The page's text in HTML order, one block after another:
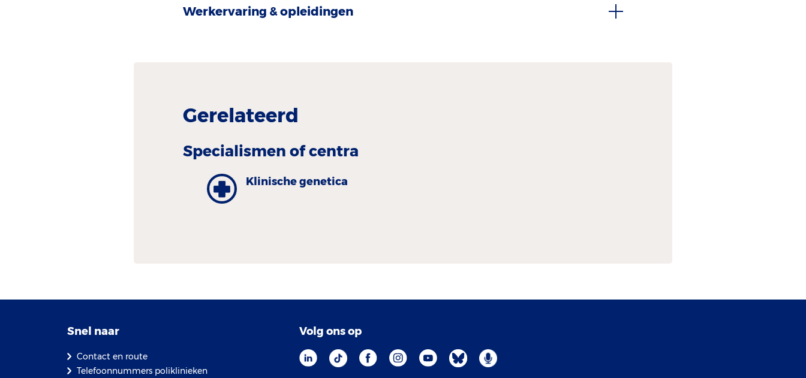
Werkervaring & opleidingen
Gerelateerd
Specialismen of centra
Klinische genetica
Snel naar
Contact en route
Telefoonnummers poliklinieken
Volg ons op